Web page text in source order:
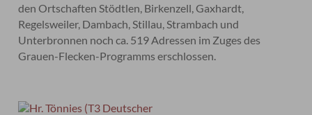
den Ortschaften Stödtlen, Birkenzell, Gaxhardt,
Regelsweiler, Dambach, Stillau, Strambach und
Unterbronnen noch ca. 519 Adressen im Zuges des
Grauen-Flecken-Programms erschlossen.